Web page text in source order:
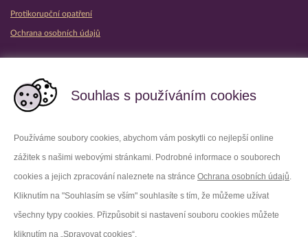
Souhlas s používáním cookies
Používáme soubory cookies, abychom vám poskytli co nejlepší online
zážitek s našimi webovými stránkami. Podrobné informace o souborech
cookies a jejich zpracování naleznete na stránce Ochrana osobních údajů.
Kliknutím na "Souhlasím se vším" souhlasíte s tím, že můžeme užívat
všechny typy cookies. Přizpůsobit si nastavení souboru cookies můžete
kliknutím na „Spravovat cookies“.
Protikorupční opatření
Ochrana osobních údajů
Facebook Youtube